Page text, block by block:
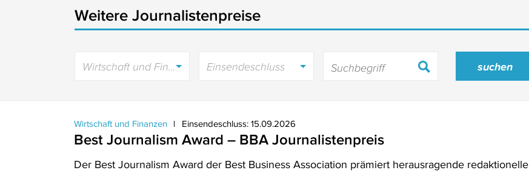
Weitere Journalistenpreise
Einsendeschluss
Wirtschaft und Finanzen Einsendeschluss: 15.09.2026
Best Journalism Award – BBA Journalistenpreis
Der Best Journalism Award der Best Business Association prämiert herausragende redaktionelle